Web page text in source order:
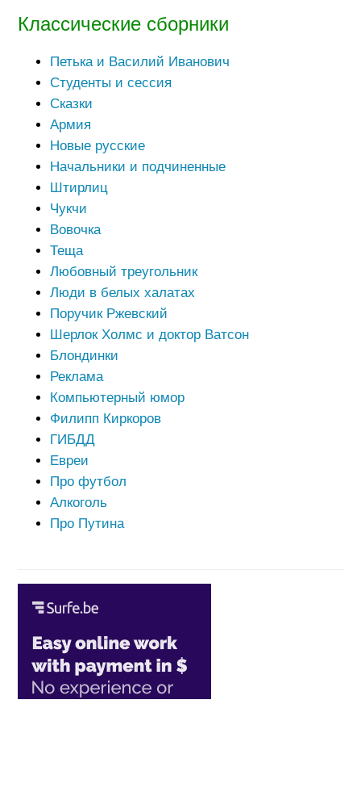
Классические сборники
Петька и Василий Иванович
Студенты и сессия
Сказки
Армия
Новые русские
Начальники и подчиненные
Штирлиц
Чукчи
Вовочка
Теща
Любовный треугольник
Люди в белых халатах
Поручик Ржевский
Шерлок Холмс и доктор Ватсон
Блондинки
Реклама
Компьютерный юмор
Филипп Киркоров
ГИБДД
Евреи
Про футбол
Алкоголь
Про Путина